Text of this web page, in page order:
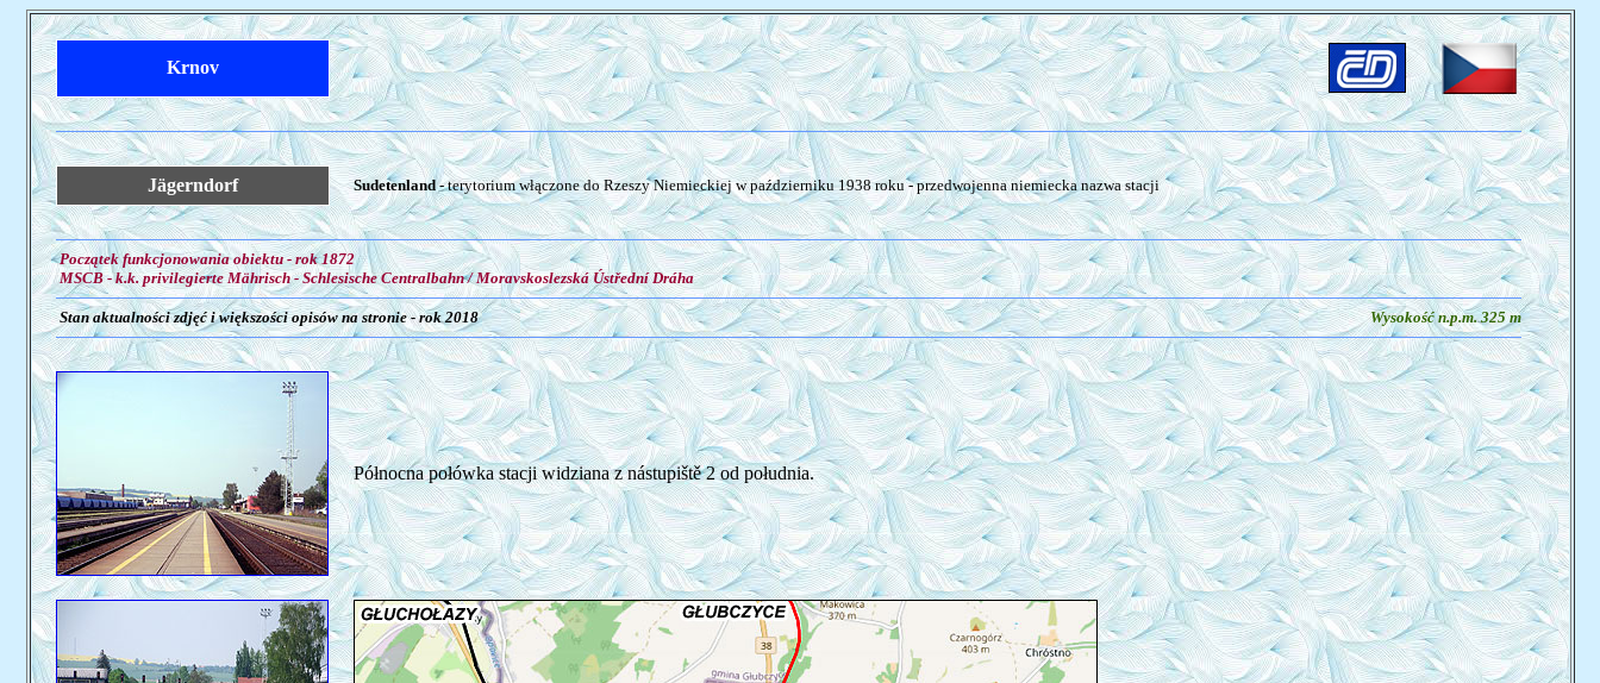
Krnov
Jägerndorf Sudetenland- terytorium włączone do Rzeszy Niemieckiej w październiku 1938 roku - przedwojenna niemiecka nazwa stacji
Początek funkcjonowania obiektu - rok 1872
MSCB - k.k. privilegierte Mährisch - Schlesische Centralbahn / Moravskoslezská Ústřední Dráha
Stan aktualności zdjęć i większości opisów na stronie - rok 2018 Wysokość n.p.m. 325 m
Północna połówka stacji widziana z nástupiště 2 od południa.